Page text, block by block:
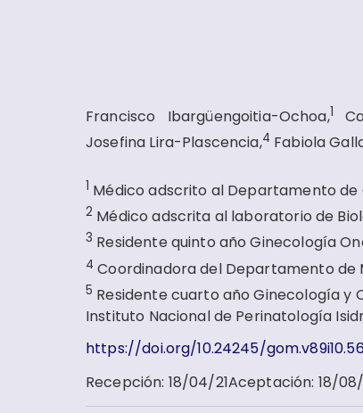
Francisco Ibargüengoitia-Ochoa,1
Josefina Lira-Plascencia,4 Fabiola
1 Médico adscrito al Departamento de
2 Médico adscrita al laboratorio de
3 Residente quinto año Ginecología
4 Coordinadora del Departamento de
5 Residente cuarto año Ginecología y
Instituto Nacional de Perinatología
https://doi.org/10.24245/
Recepción: 18/04/21Aceptación: 18/